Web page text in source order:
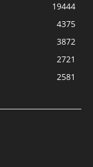
19444
4375
3872
2721
2581